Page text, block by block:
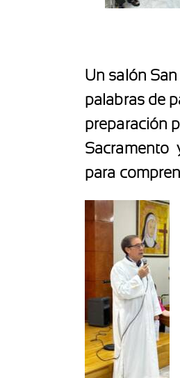
Un salón
palabras de
preparación
Sacramento
para